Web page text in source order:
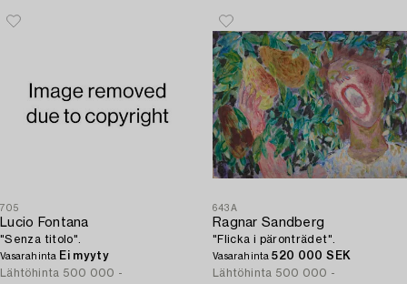
705
Lucio Fontana
"Senza titolo".
Vasarahinta Ei myyty
Lähtöhinta 500 000 -
643A
Ragnar Sandberg
"Flicka i päronträdet".
Vasarahinta520 000 SEK
Lähtöhinta 500 000 -